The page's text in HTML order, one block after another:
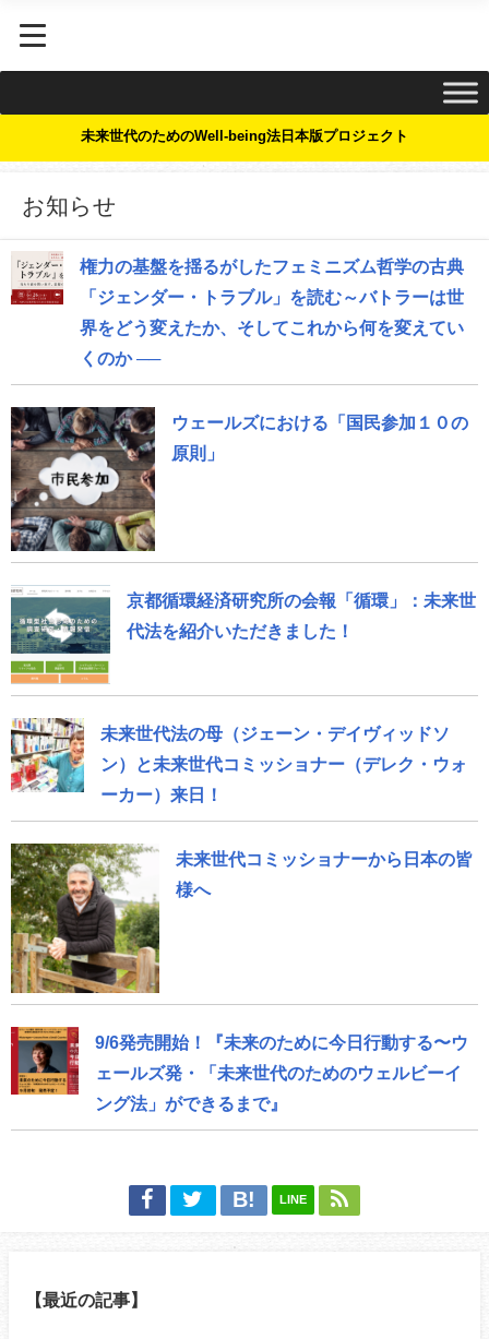
未来世代のためのWell-being法日本版プロジェクト
お知らせ
権力の基盤を揺るがしたフェミニズム哲学の古典
「ジェンダー・トラブル」を読む～バトラーは世
界をどう変えたか、そしてこれから何を変えてい
くのか ──
ウェールズにおける「国民参加１０の
原則」
京都循環経済研究所の会報「循環」：未来世
代法を紹介いただきました！
未来世代法の母（ジェーン・デイヴィッドソ
ン）と未来世代コミッショナー（デレク・ウォ
ーカー）来日！
未来世代コミッショナーから日本の皆
様へ
9/6発売開始！『未来のために今日行動する〜ウ
ェールズ発・「未来世代のためのウェルビーイ
ング法」ができるまで』
LINE
【最近の記事】